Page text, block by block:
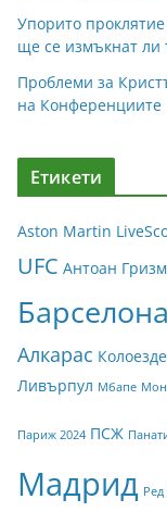
Упорито
ще се измъкнат ли
Проблеми за
на Конференциите
Етикети
Aston Martin
UFC Антоан
Барселона
Алкарас
Ливърпул Мбапе
Париж 2024 ПСЖ
Мадрид Ред